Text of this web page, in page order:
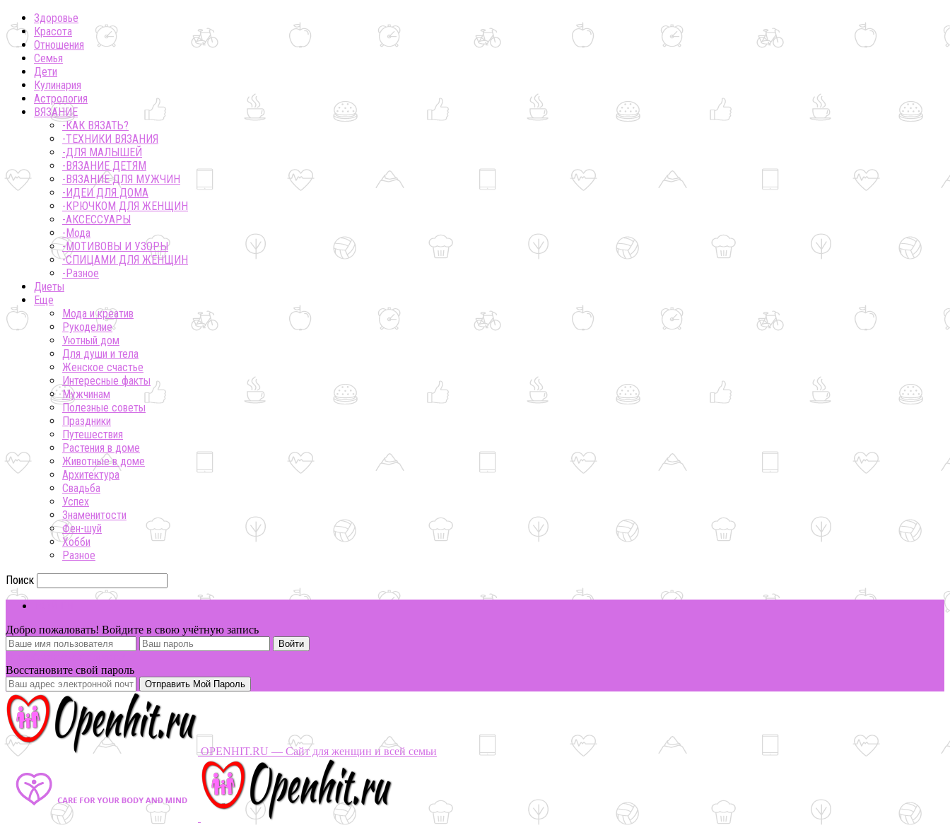
Здоровье
Красота
Отношения
Семья
Дети
Кулинария
Астрология
ВЯЗАНИЕ
-КАК ВЯЗАТЬ?
-ТЕХНИКИ ВЯЗАНИЯ
-ДЛЯ МАЛЫШЕЙ
-ВЯЗАНИЕ ДЕТЯМ
-ВЯЗАНИЕ ДЛЯ МУЖЧИН
-ИДЕИ ДЛЯ ДОМА
-КРЮЧКОМ ДЛЯ ЖЕНЩИН
-AКСЕССУАРЫ
-Мода
-МОТИВОВЫ И УЗОРЫ
-СПИЦАМИ ДЛЯ ЖЕНЩИН
-Разное
Диеты
Еще
Мода и креатив
Рукоделие
Уютный дом
Для души и тела
Женское счастье
Интересные факты
Мужчинам
Полезные советы
Праздники
Путешествия
Растения в доме
Животные в доме
Архитектура
Свадьба
Успех
Знаменитости
Фен-шуй
Хобби
Разное
Поиск
Добро пожаловать! Войдите в свою учётную запись
Восстановите свой пароль
OPENHIT.RU — Сайт для женщин и всей семьи